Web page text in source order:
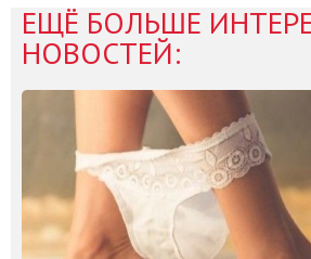
ЕЩЁ БОЛЬШЕ
НОВОСТЕЙ: